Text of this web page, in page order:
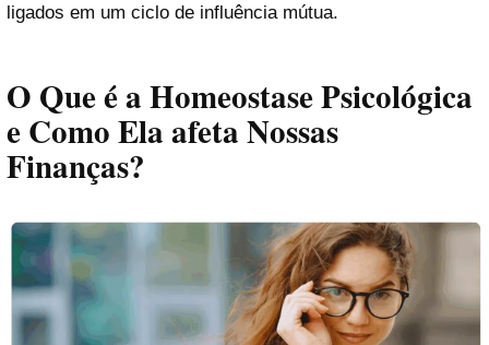
ligados em um ciclo de influência mútua.
O Que é a Homeostase Psicológica
e Como Ela afeta Nossas
Finanças?